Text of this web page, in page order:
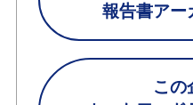
報告書アー
この